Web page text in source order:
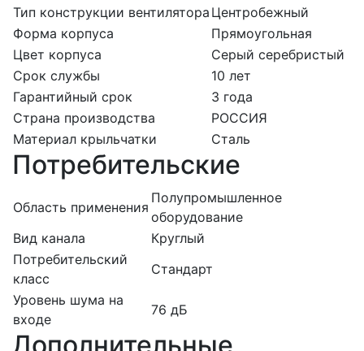
Тип конструкции вентилятора Центробежный
Форма корпуса
Прямоугольная
Цвет корпуса
Серый серебристый
Срок службы
10 лет
Гарантийный срок
3 года
Страна производства
РОССИЯ
Материал крыльчатки
Сталь
Потребительские
Область применения
Полупромышленное
оборудование
Вид канала
Круглый
Потребительский
класс
Стандарт
Уровень шума на
входе
76 дБ
Дополнительные